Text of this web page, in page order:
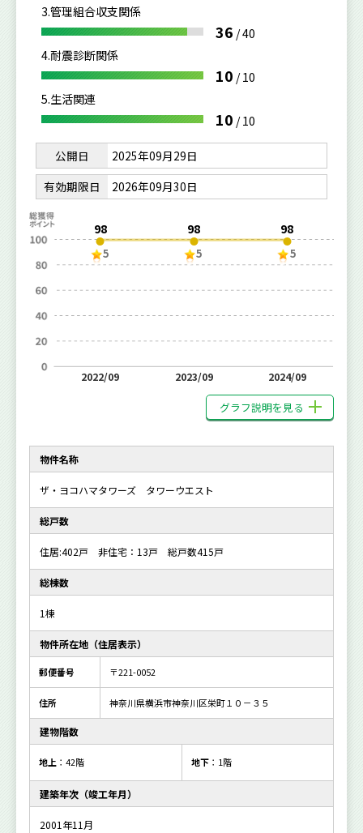
3.管理組合収支関係
36 /40
4.耐震診断関係
10 /10
5.生活関連
10 /10
公開日
2025年09月29日
有効期限日
2026年09月30日
98
5
2022/09
98
5
2023/09
98
5
2024/09
グラフ説明を見る
物件名称
ザ・ヨコハマタワーズ タワーウエスト
総戸数
住居:402戸 非住宅：13戸 総戸数415戸
総棟数
1棟
物件所在地（住居表示）
郵便番号 〒221-0052
住所 神奈川県横浜市神奈川区栄町１０－３５
建物階数
地上 ：42階 地下：1階
建築年次（竣工年月）
2001年11月